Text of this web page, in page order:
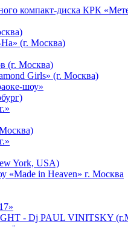
компакт-диска КРК
(г. Москва)
(г. Москва)
Girls» (г. Москва)
шоу»
York, USA)
«Made in Heaven» г. Москва
- Dj PAUL VINITSKY